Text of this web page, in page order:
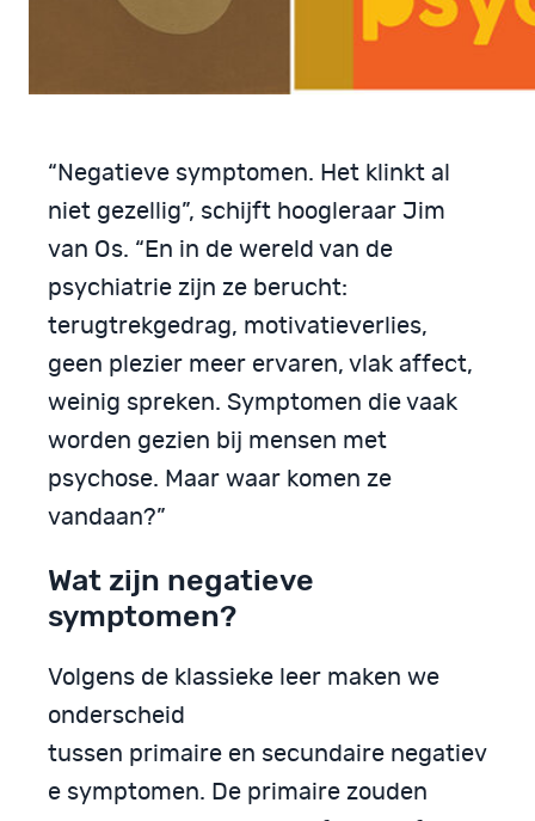
“Negatieve symptomen. Het klinkt al
niet gezellig”, schijft hoogleraar Jim
van Os. “En in de wereld van de
psychiatrie zijn ze berucht:
terugtrekgedrag, motivatieverlies,
geen plezier meer ervaren, vlak affect,
weinig spreken. Symptomen die vaak
worden gezien bij mensen met
psychose. Maar waar komen ze
vandaan?”
Wat zijn negatieve
symptomen?
Volgens de klassieke leer maken we
onderscheid
tussen primaire en secundaire negatiev
e symptomen. De primaire zouden